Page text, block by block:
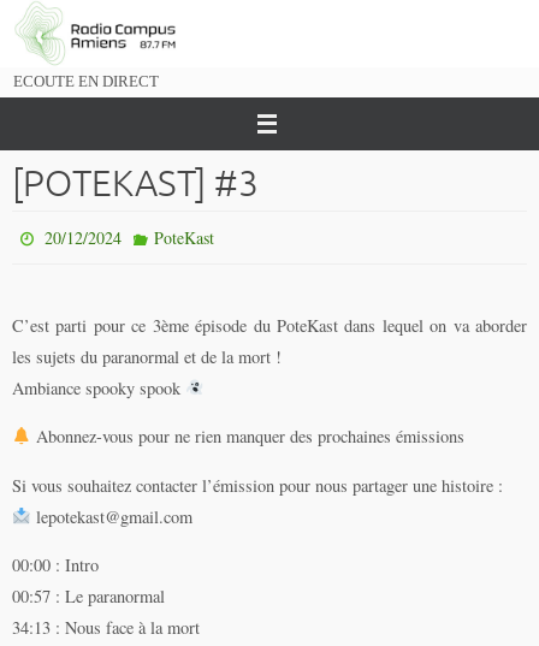
Passer
vers
ECOUTE EN DIRECT
[POTEKAST] #3
20/12/2024 PoteKast
C’est parti pour ce 3ème épisode du PoteKast dans lequel on va aborder
les sujets du paranormal et de la mort !
Ambiance spooky spook
Abonnez-vous pour ne rien manquer des prochaines émissions
Si vous souhaitez contacter l’émission pour nous partager une histoire :
lepotekast@gmail.com
00:00 : Intro
00:57 : Le paranormal
34:13 : Nous face à la mort